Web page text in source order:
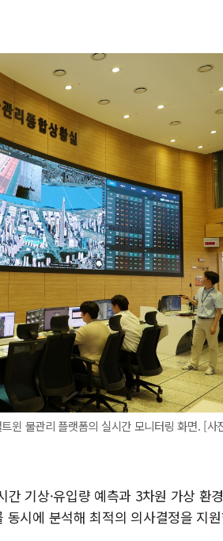
윈 물관리 플랫폼의 실시간 모니터링 화면. [사
기상·유입량 예측과 3차원 가상 환
시에 분석해 최적의 의사결정을 지